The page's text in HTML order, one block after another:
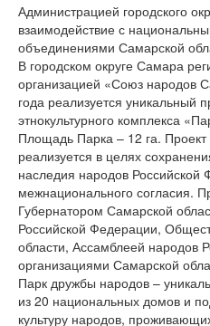
Администрацией городского
взаимодействие с
объединениями Самарской
В городском округе Самара
организацией «Союз народов
года реализуется уникальный
этнокультурного комплекса
Площадь Парка – 12 га.
реализуется в целях
наследия народов Российской
межнационального согласия.
Губернатором Самарской
Российской Федерации,
области, Ассамблеей народов
организациями Самарской
Парк дружбы народов –
из 20 национальных домов и
культуру народов,